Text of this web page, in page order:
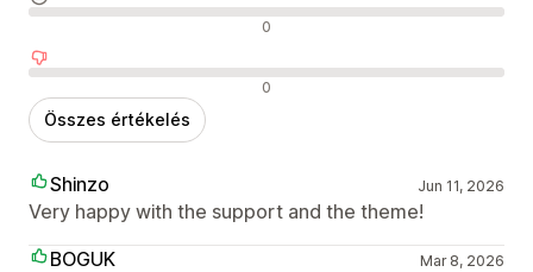
Semleges értékelések 0
Negatív értékelések 0
Összes értékelés
Shinzo Jun 11, 2026
Very happy with the support and the theme!
BOGUK
Mar 8, 2026